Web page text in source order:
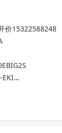
价15322588248
EKI